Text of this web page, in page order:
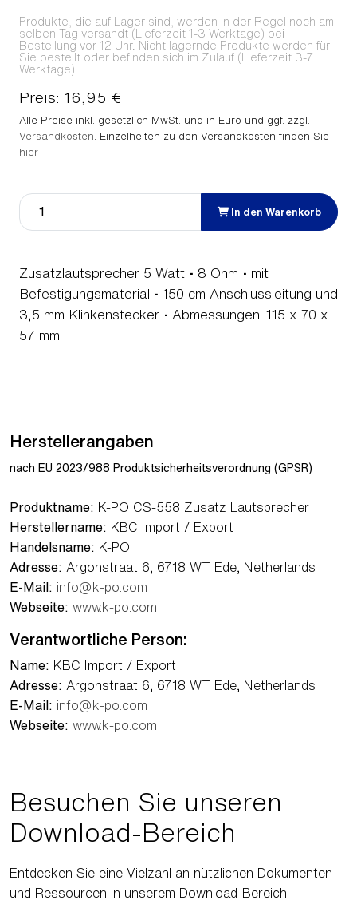
Produkte, die auf Lager sind, werden in der Regel noch am
selben Tag versandt (Lieferzeit 1-3 Werktage) bei
Bestellung vor 12 Uhr. Nicht lagernde Produkte werden für
Sie bestellt oder befinden sich im Zulauf (Lieferzeit 3-7
Werktage).
Preis: 16,95 €
Alle Preise inkl. gesetzlich MwSt. und in Euro und ggf. zzgl.
Versandkosten . Einzelheiten zu den Versandkosten finden Sie
hier
In den Warenkorb
Zusatzlautsprecher 5 Watt • 8 Ohm • mit
Befestigungsmaterial • 150 cm Anschlussleitung und
3,5 mm Klinkenstecker • Abmessungen: 115 x 70 x
57 mm.
Herstellerangaben
nach EU 2023/988 Produktsicherheitsverordnung (GPSR)
Produktname: K-PO CS-558 Zusatz Lautsprecher
Herstellername: KBC Import / Export
Handelsname: K-PO
Adresse: Argonstraat 6, 6718 WT Ede, Netherlands
E-Mail: info@k-po.com
Webseite: www.k-po.com
Verantwortliche Person:
Name: KBC Import / Export
Adresse: Argonstraat 6, 6718 WT Ede, Netherlands
E-Mail: info@k-po.com
Webseite: www.k-po.com
Besuchen Sie unseren
Download-Bereich
Entdecken Sie eine Vielzahl an nützlichen Dokumenten
und Ressourcen in unserem Download-Bereich.